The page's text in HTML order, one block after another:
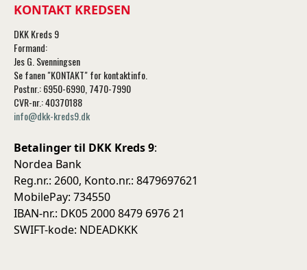
KONTAKT KREDSEN
DKK Kreds 9
Formand:
Jes G. Svenningsen
Se fanen "KONTAKT" for kontaktinfo.
Postnr.: 6950-6990, 7470-7990
CVR-nr.: 40370188
info@dkk-kreds9.dk
Betalinger til DKK Kreds 9:
Nordea Bank
Reg.nr.: 2600, Konto.nr.: 8479697621
MobilePay: 734550
IBAN-nr.: DK05 2000 8479 6976 21
SWIFT-kode: NDEADKKK